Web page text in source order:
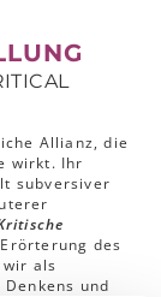
Allianz, die
wirkt. Ihr
subversiver
des
als
und